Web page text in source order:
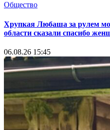
Общество
Хрупкая Любаша за рулем
области сказали спасибо
06.08.26 15:45